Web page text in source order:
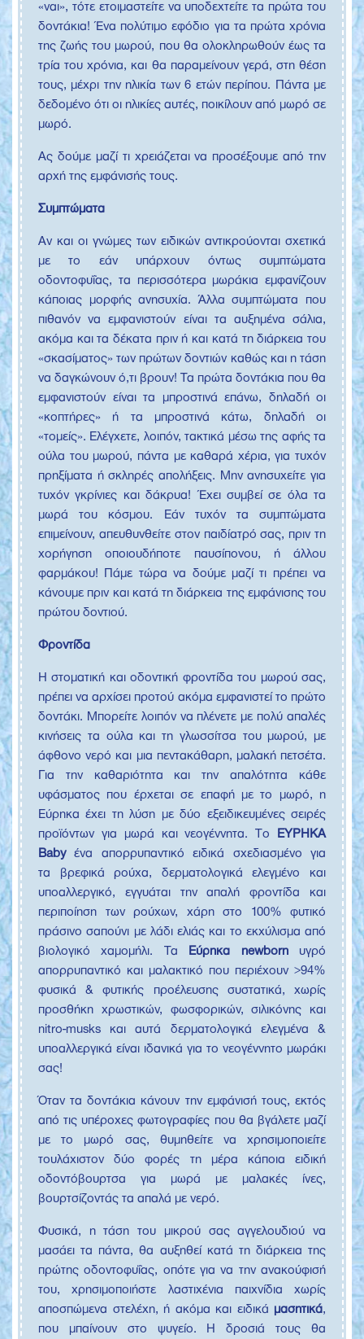
«ναι», τότε ετοιμαστείτε να υποδεχτείτε τα πρώτα του
δοντάκια! Ένα πολύτιμο εφόδιο για τα πρώτα χρόνια
της ζωής του μωρού, που θα ολοκληρωθούν έως τα
τρία του χρόνια, και θα παραμείνουν γερά, στη θέση
τους, μέχρι την ηλικία των 6 ετών περίπου. Πάντα με
δεδομένο ότι οι ηλικίες αυτές, ποικίλουν από μωρό σε
μωρό.
Ας δούμε μαζί τι χρειάζεται να προσέξουμε από την
αρχή της εμφάνισής τους.
Συμπτώματα
Αν και οι γνώμες των ειδικών αντικρούονται σχετικά
με το εάν υπάρχουν όντως συμπτώματα
οδοντοφυΐας, τα περισσότερα μωράκια εμφανίζουν
κάποιας μορφής ανησυχία. Άλλα συμπτώματα που
πιθανόν να εμφανιστούν είναι τα αυξημένα σάλια,
ακόμα και τα δέκατα πριν ή και κατά τη διάρκεια του
«σκασίματος» των πρώτων δοντιών καθώς και η τάση
να δαγκώνουν ό,τι βρουν! Τα πρώτα δοντάκια που θα
εμφανιστούν είναι τα μπροστινά επάνω, δηλαδή οι
«κοπτήρες» ή τα μπροστινά κάτω, δηλαδή οι
«τομείς». Ελέγχετε, λοιπόν, τακτικά μέσω της αφής τα
ούλα του μωρού, πάντα με καθαρά χέρια, για τυχόν
πρηξίματα ή σκληρές απολήξεις. Μην ανησυχείτε για
τυχόν γκρίνιες και δάκρυα! Έχει συμβεί σε όλα τα
μωρά του κόσμου. Εάν τυχόν τα συμπτώματα
επιμείνουν, απευθυνθείτε στον παιδίατρό σας, πριν τη
χορήγηση οποιουδήποτε παυσίπονου, ή άλλου
φαρμάκου! Πάμε τώρα να δούμε μαζί τι πρέπει να
κάνουμε πριν και κατά τη διάρκεια της εμφάνισης του
πρώτου δοντιού.
Φροντίδα
Η στοματική και οδοντική φροντίδα του μωρού σας,
πρέπει να αρχίσει προτού ακόμα εμφανιστεί το πρώτο
δοντάκι. Μπορείτε λοιπόν να πλένετε με πολύ απαλές
κινήσεις τα ούλα και τη γλωσσίτσα του μωρού, με
άφθονο νερό και μια πεντακάθαρη, μαλακή πετσέτα.
Για την καθαριότητα και την απαλότητα κάθε
υφάσματος που έρχεται σε επαφή με το μωρό, η
Εύρηκα έχει τη λύση με δύο εξειδικευμένες σειρές
προϊόντων για μωρά και νεογέννητα. Τo ΕΥΡΗΚΑ
Babyένα απορρυπαντικό ειδικά σχεδιασμένο για
τα βρεφικά ρούχα, δερματολογικά ελεγμένο και
υποαλλεργικό, εγγυάται την απαλή φροντίδα και
περιποίηση των ρούχων, χάρη στο 100% φυτικό
πράσινο σαπούνι με λάδι ελιάς και το εκχύλισμα από
βιολογικό χαμομήλι. Τα Εύρηκα newbornυγρό
απορρυπαντικό και μαλακτικό που περιέχουν >94%
φυσικά & φυτικής προέλευσης συστατικά, χωρίς
προσθήκη χρωστικών, φωσφορικών, σιλικόνης και
nitro-musks και αυτά δερματολογικά ελεγμένα &
υποαλλεργικά είναι ιδανικά για το νεογέννητο μωράκι
σας!
Όταν τα δοντάκια κάνουν την εμφάνισή τους, εκτός
από τις υπέροχες φωτογραφίες που θα βγάλετε μαζί
με το μωρό σας, θυμηθείτε να χρησιμοποιείτε
τουλάχιστον δύο φορές τη μέρα κάποια ειδική
οδοντόβουρτσα για μωρά με μαλακές ίνες,
βουρτσίζοντάς τα απαλά με νερό.
Φυσικά, η τάση του μικρού σας αγγελουδιού να
μασάει τα πάντα, θα αυξηθεί κατά τη διάρκεια της
πρώτης οδοντοφυΐας, οπότε για να την ανακούφισή
του, χρησιμοποιήστε λαστιχένια παιχνίδια χωρίς
αποσπώμενα στελέχη, ή ακόμα και ειδικά μασητικά,
που μπαίνουν στο ψυγείο. Η δροσιά τους θα